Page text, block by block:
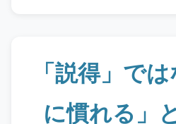
「説得」で
に慣れる」